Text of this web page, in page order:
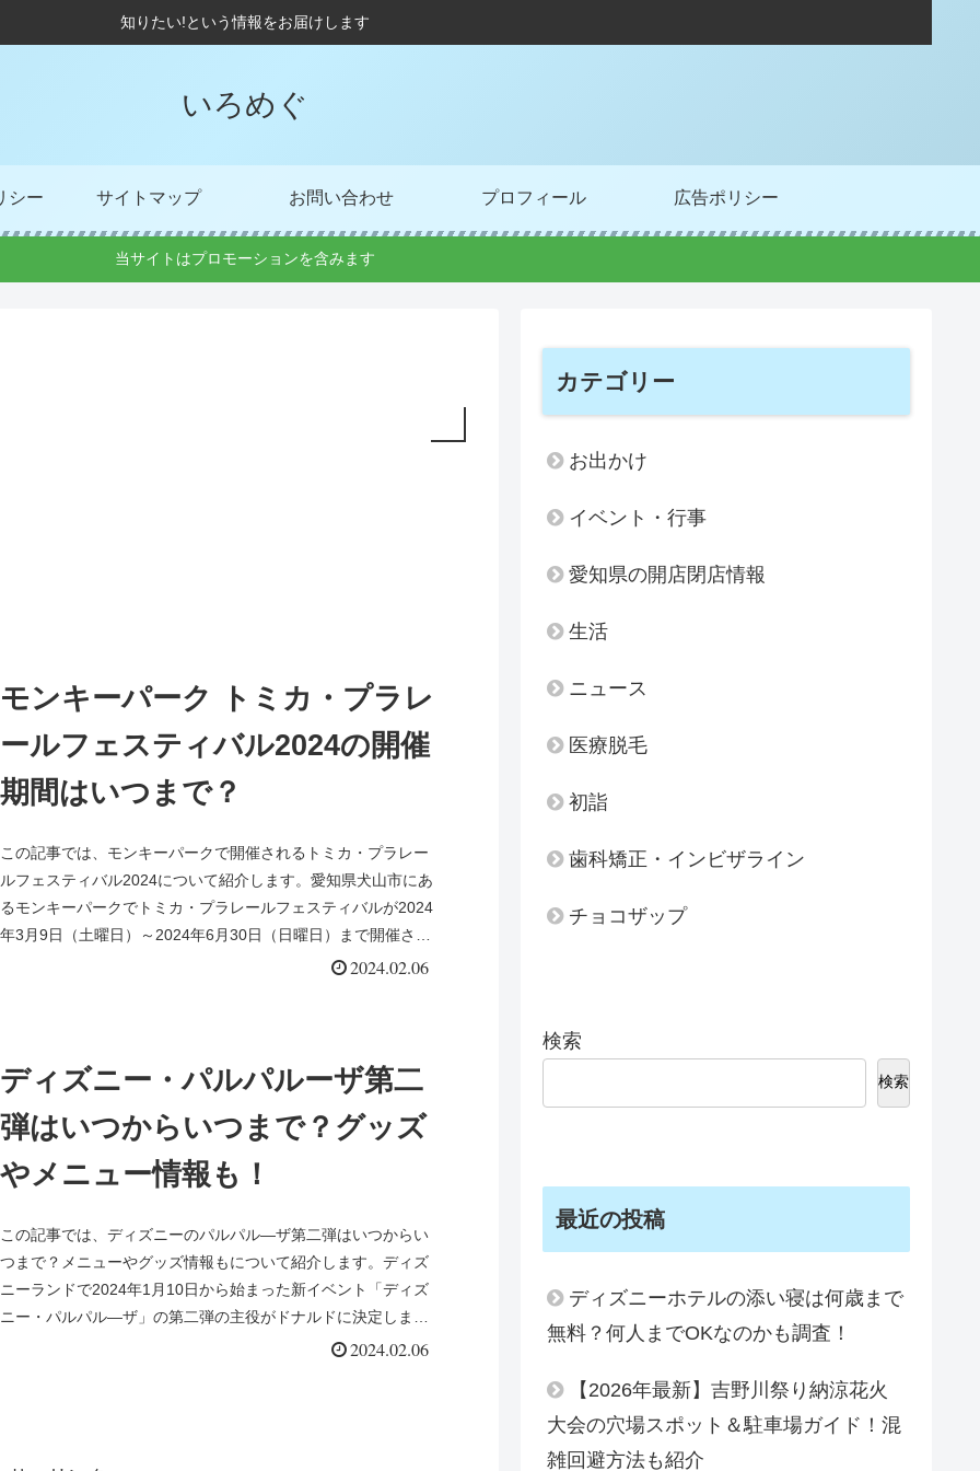
知りたい!という情報をお届けします
いろめぐ
シー サイトマップ お問い合わせ プロフィール 広告ポリシー
当サイトはプロモーションを含みます
モンキーパーク トミカ・プラレ
ールフェスティバル2024の開催
期間はいつまで？
この記事では、モンキーパークで開催されるトミカ・プラレー
ルフェスティバル2024について紹介します。愛知県犬山市にあ
るモンキーパークでトミカ・プラレールフェスティバルが2024
年3月9日（土曜日）～2024年6月30日（日曜日）まで開催さ
2024.02.06
ディズニー・パルパルーザ第二
弾はいつからいつまで？グッズ
やメニュー情報も！
この記事では、ディズニーのパルパル―ザ第二弾はいつからい
つまで？メニューやグッズ情報もについて紹介します。ディズ
ニーランドで2024年1月10日から始まった新イベント「ディズ
ニー・パルパル―ザ」の第二弾の主役がドナルドに決定しまし
2024.02.06
カテゴリー
お出かけ
イベント・行事
愛知県の開店閉店情報
生活
ニュース
医療脱毛
初詣
歯科矯正・インビザライン
チョコザップ
検索
検索
最近の投稿
ディズニーホテルの添い寝は何歳まで
無料？何人までOKなのかも調査！
【2026年最新】吉野川祭り納涼花火
大会の穴場スポット＆駐車場ガイド！混
雑回避方法も紹介